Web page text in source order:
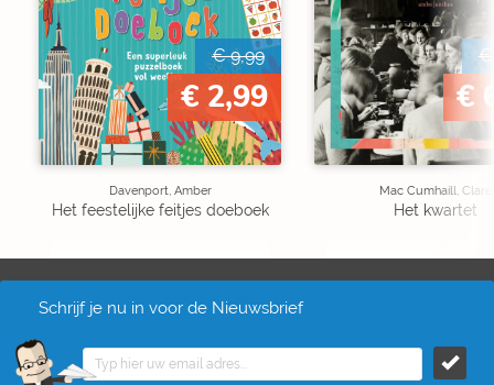
€ 9,99
€ 2,99
Davenport, Amber
Het feestelijke feitjes doeboek
€
€
Mac Cumhaill, Clare
Het kwartet
Schrijf je nu in voor de Nieuwsbrief